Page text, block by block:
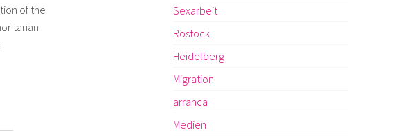
of the
Sexarbeit
Rostock
Heidelberg
Migration
arranca
Medien